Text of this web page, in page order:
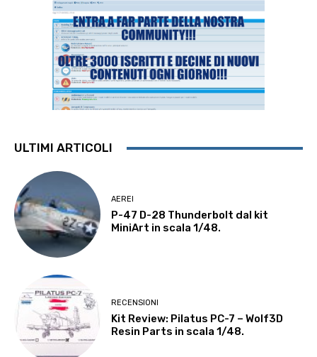
ULTIMI ARTICOLI
AEREI
P-47 D-28 Thunderbolt dal kit
MiniArt in scala 1/48.
RECENSIONI
Kit Review: Pilatus PC-7 – Wolf3D
Resin Parts in scala 1/48.